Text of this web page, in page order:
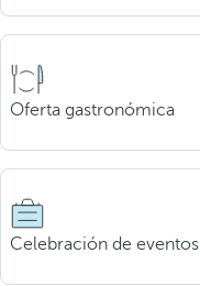
Oferta gastronómica
Celebración de eventos